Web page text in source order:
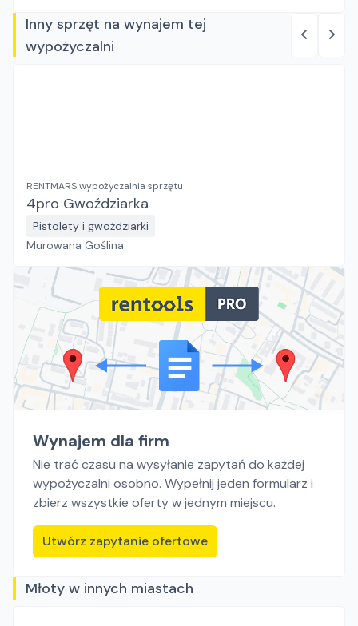
Inny sprzęt na wynajem tej
wypożyczalni
RENTMARS wypożyczalnia sprzętu
4pro Gwoździarka
Pistolety i gwożdziarki
Murowana Goślina
Wynajem dla firm
Nie trać czasu na wysyłanie zapytań do każdej
wypożyczalni osobno. Wypełnij jeden formularz i
zbierz wszystkie oferty w jednym miejscu.
Utwórz zapytanie ofertowe
Młoty w innych miastach